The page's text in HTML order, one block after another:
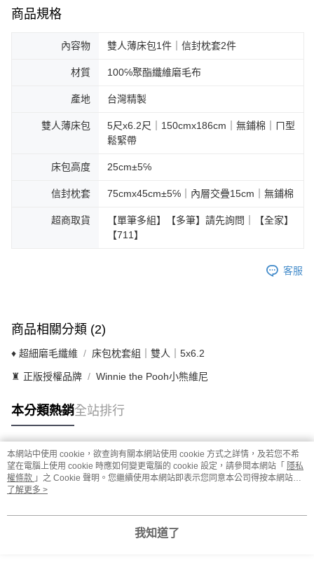
商品規格
內容物 雙人薄床包1件｜信封枕套2件
材質 100℅聚酯纖維磨毛布
產地 台灣精製
雙人薄床包
5尺x6.2尺｜150cmx186cm｜無鋪棉｜ㄇ型
鬆緊帶
床包高度 25cm±5℅
信封枕套 75cmx45cm±5℅｜內層交疊15cm｜無鋪棉
超商取貨
【單筆多組】【多筆】請先詢問｜【全家】
【711】
客服
商品相關分類 (2)
♦ 超細磨毛纖維 床包枕套組｜雙人｜5x6.2
♜ 正版授權品牌 Winnie the Pooh小熊維尼
本分類熱銷全站排行
熱門標籤
本網站中使用 cookie，欲查詢有關本網站使用 cookie 方式之詳情，及若您不希
望在電腦上使用 cookie 時應如何變更電腦的 cookie 設定，請參閱本網站「 隱私
權條款 」之 Cookie 聲明。您繼續使用本網站即表示您同意本公司得按本網站使
用條款之 Cookie 聲明使用 cookie。
了解更多 >
我知道了